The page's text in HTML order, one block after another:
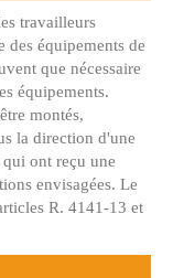
travailleurs
des équipements de
que nécessaire
équipements.
montés,
la direction d'une
ont reçu une
envisagées. Le
R. 4141-13 et